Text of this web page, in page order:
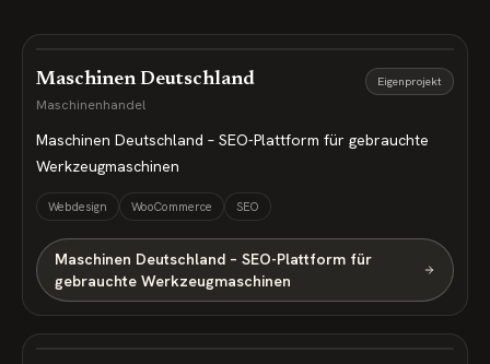
Maschinen Deutschland
Maschinenhandel
Eigenprojekt
Maschinen Deutschland – SEO-Plattform für gebrauchte
Werkzeugmaschinen
Webdesign WooCommerce SEO
Maschinen Deutschland – SEO-Plattform für
gebrauchte Werkzeugmaschinen